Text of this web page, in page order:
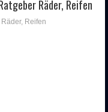
Räder, Reifen
Reifen